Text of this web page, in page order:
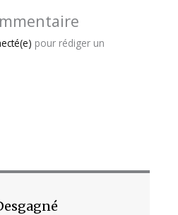
pour rédiger un